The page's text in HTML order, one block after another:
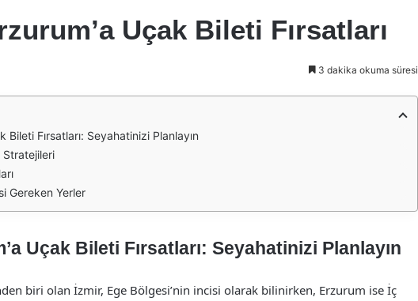
Uçak Bileti Fırsatları
3 dakika okuma süresi
Fırsatları: Seyahatinizi Planlayın
Stratejileri
Gereken Yerler
Uçak Bileti Fırsatları: Seyahatinizi Planlayın
biri olan İzmir, Ege Bölgesi’nin incisi olarak bilinirken, Erzurum ise İç